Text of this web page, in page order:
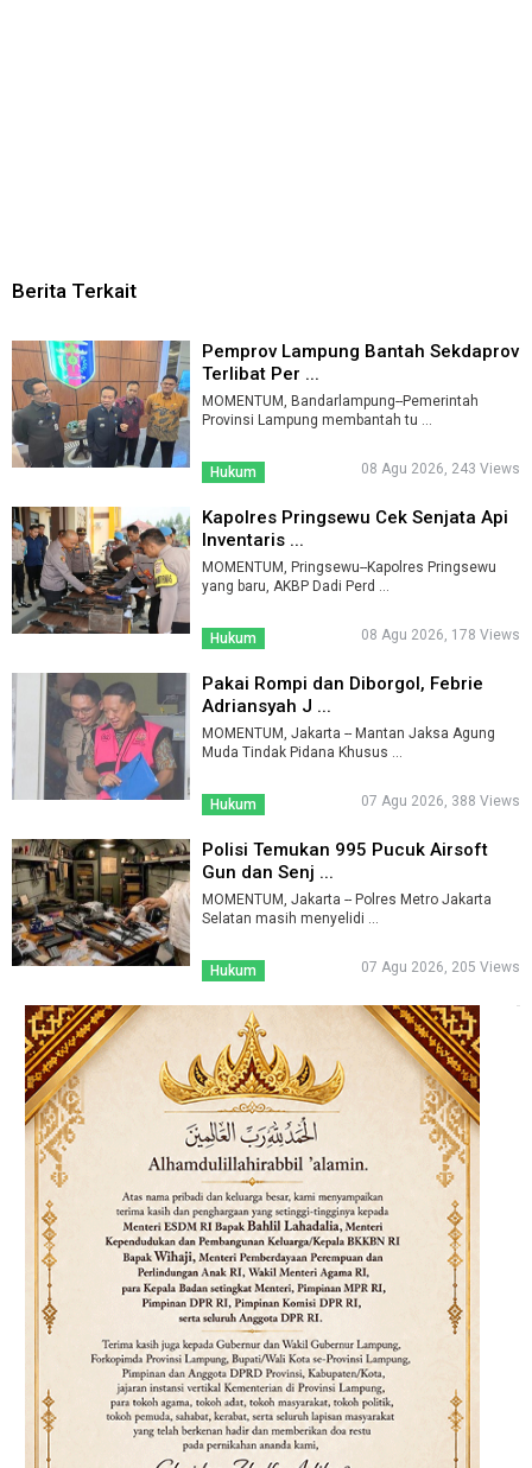
Berita Terkait
Pemprov Lampung Bantah Sekdaprov
Terlibat Per ...
MOMENTUM, Bandarlampung--Pemerintah
Provinsi Lampung membantah tu ...
Hukum 08 Agu 2026, 243 Views
Kapolres Pringsewu Cek Senjata Api
Inventaris ...
MOMENTUM, Pringsewu--Kapolres Pringsewu
yang baru, AKBP Dadi Perd ...
Hukum 08 Agu 2026, 178 Views
Pakai Rompi dan Diborgol, Febrie
Adriansyah J ...
MOMENTUM, Jakarta -- Mantan Jaksa Agung
Muda Tindak Pidana Khusus ...
Hukum 07 Agu 2026, 388 Views
Polisi Temukan 995 Pucuk Airsoft
Gun dan Senj ...
MOMENTUM, Jakarta -- Polres Metro Jakarta
Selatan masih menyelidi ...
Hukum 07 Agu 2026, 205 Views